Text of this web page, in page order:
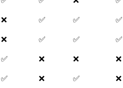
❌ ✅ ✅
✅
❌ ✅ ✅
✅
✅ ❌ ❌
❌
✅ ❌ ✅ ❌